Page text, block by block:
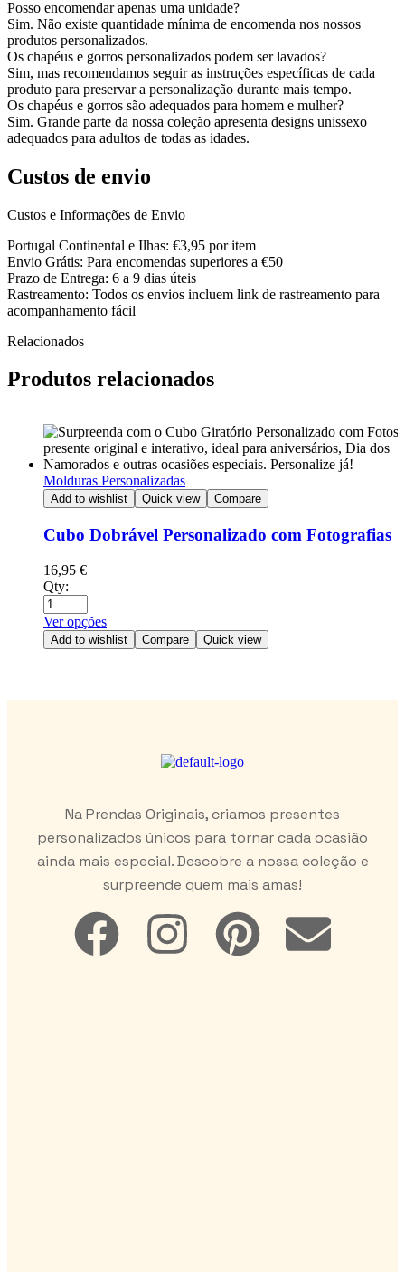
Posso encomendar apenas uma unidade?
Sim. Não existe quantidade mínima de encomenda nos nossos
produtos personalizados.
Os chapéus e gorros personalizados podem ser lavados?
Sim, mas recomendamos seguir as instruções específicas de cada
produto para preservar a personalização durante mais tempo.
Os chapéus e gorros são adequados para homem e mulher?
Sim. Grande parte da nossa coleção apresenta designs unissexo
adequados para adultos de todas as idades.
Custos de envio
Custos e Informações de Envio
Portugal Continental e Ilhas: €3,95 por item
Envio Grátis: Para encomendas superiores a €50
Prazo de Entrega: 6 a 9 dias úteis
Rastreamento: Todos os envios incluem link de rastreamento para
acompanhamento fácil
Relacionados
Produtos relacionados
Molduras Personalizadas
Add to wishlist Quick view Compare
Cubo Dobrável Personalizado com Fotografias
16,95 €
Qty:
Ver opções
Add to wishlist Compare Quick view
Na Prendas Originais, criamos presentes
personalizados únicos para tornar cada ocasião
ainda mais especial. Descobre a nossa coleção e
surpreende quem mais amas!